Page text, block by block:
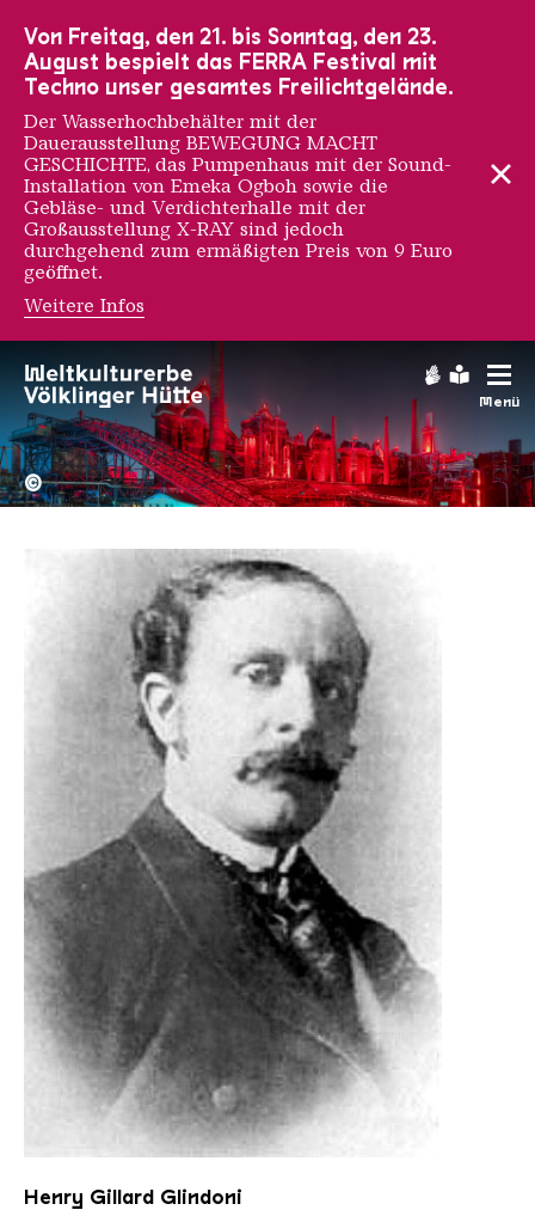
Menü
Henry Gillard Glindoni
Hochofengruppe in Rot
Copyright:
©
Henry Gillard Glindoni06
Henry Gillard Glindoni
Von Freitag, den 21. bis Sonntag, den 23.
August bespielt das FERRA Festival mit
Techno unser gesamtes Freilichtgelände.
Der Wasserhochbehälter mit der
Dauerausstellung BEWEGUNG MACHT
GESCHICHTE, das Pumpenhaus mit der Sound-
Installation von Emeka Ogboh sowie die
Gebläse- und Verdichterhalle mit der
Großausstellung X-RAY sind jedoch
durchgehend zum ermäßigten Preis von 9 Euro
geöffnet.
Weitere Infos